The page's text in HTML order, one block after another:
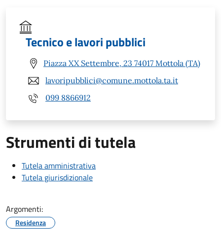
Tecnico e lavori pubblici
Piazza XX Settembre, 23 74017 Mottola (TA)
lavoripubblici@comune.mottola.ta.it
099 8866912
Strumenti di tutela
Tutela amministrativa
Tutela giurisdizionale
Argomenti:
Residenza